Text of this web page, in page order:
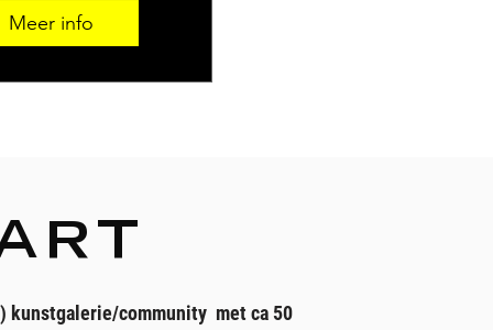
Meer info
kunstgalerie/community met ca 50